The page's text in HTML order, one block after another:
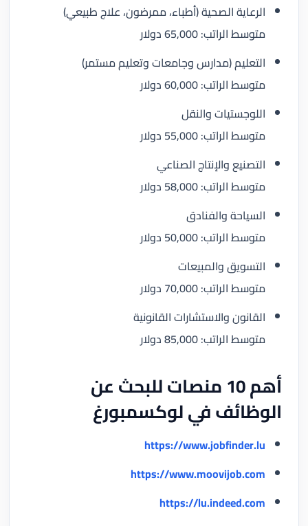
الرعاية الصحية (أطباء، ممرضون، علاج طبيعي)
متوسط الراتب: 65,000 دولار
التعليم (مدارس وجامعات وتعليم مستمر)
متوسط الراتب: 60,000 دولار
اللوجستيات والنقل
متوسط الراتب: 55,000 دولار
التصنيع والإنتاج الصناعي
متوسط الراتب: 58,000 دولار
السياحة والفنادق
متوسط الراتب: 50,000 دولار
التسويق والمبيعات
متوسط الراتب: 70,000 دولار
القانون والاستشارات القانونية
متوسط الراتب: 85,000 دولار
أهم 10 منصات للبحث عن
الوظائف في لوكسمبورغ
https://www.jobfinder.lu
https://www.moovijob.com
https://lu.indeed.com